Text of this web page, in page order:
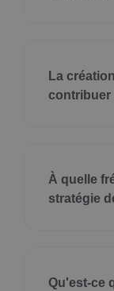
La
contribuer
À quelle
stratégie
Qu'est-ce